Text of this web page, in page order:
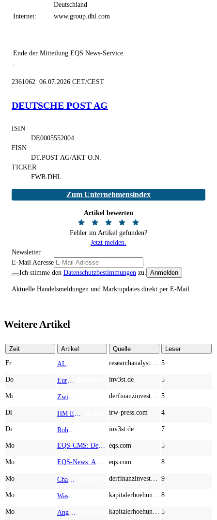
Deutschland
Internet:
www.group.dhl.com
Ende der Mitteilung EQS News-Service
2361062 06.07.2026 CET/CEST
DEUTSCHE POST AG
ISIN
DE0005552004
FISN
DT.POST AG/AKT O.N.
TICKER
FWB:DHL
Zum Unternehmensindex
Artikel bewerten
Fehler im Artikel gefunden?
Jetzt melden.
Newsletter
E-Mail Adresse
Ich stimme den Datenschutzbestimmungen zu. Anmelden
Aktuelle Handelsmeldungen und Marktupdates direkt per E-Mail.
Weitere Artikel
Zeit Artikel Quelle
Leser
Fr
5
Do inv3st.de 5
Mi 5
Di irw-press.com 4
Di inv3st.de 7
Mo eqs.com 5
Mo eqs.com 8
Mo 9
Mo 8
Mo 5